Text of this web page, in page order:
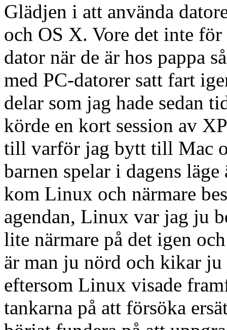
Glädjen i att använda
och OS X. Vore det inte
dator när de är hos pappa
med PC-datorer satt fart
delar som jag hade sedan
körde en kort session av
till varför jag bytt till Mac
barnen spelar i dagens
kom Linux och närmare
agendan, Linux var jag ju
lite närmare på det igen
är man ju nörd och kikar
eftersom Linux visade
tankarna på att försöka